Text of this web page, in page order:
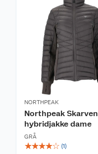
NORTHPEAK
Northpeak Skarven
hybridjakke dame
GRÅ
☆☆☆☆☆ (1)